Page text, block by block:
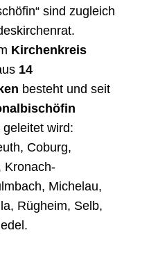
sind zugleich
Kirchenkreis
14
besteht und seit
geleitet wird:
Coburg,
Kronach-
Michelau,
Rügheim, Selb,